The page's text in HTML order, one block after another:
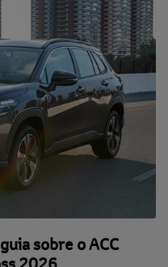
sobre o ACC